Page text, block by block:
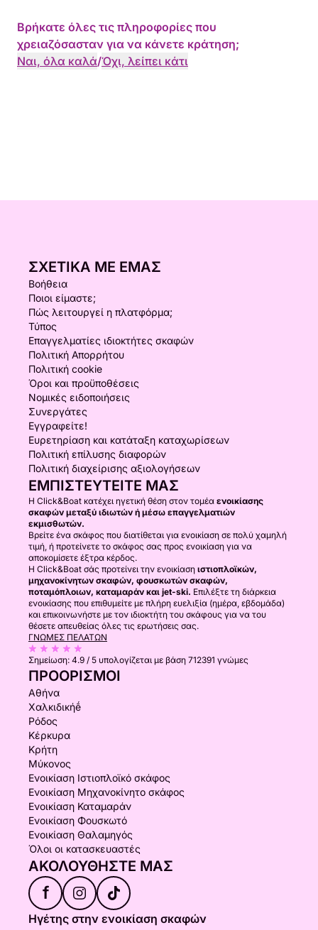
Βρήκατε όλες τις πληροφορίες που
χρειαζόσασταν για να κάνετε κράτηση;
Ναι, όλα καλά/Όχι, λείπει κάτι
ΣΧΕΤΙΚΆ ΜΕ ΕΜΆΣ
Βοήθεια
Ποιοι είμαστε;
Πώς λειτουργεί η πλατφόρμα;
Τύπος
Επαγγελματίες ιδιοκτήτες σκαφών
Πολιτική Απορρήτου
Πολιτική cookie
Όροι και προϋποθέσεις
Νομικές ειδοποιήσεις
Συνεργάτες
Εγγραφείτε!
Ευρετηρίαση και κατάταξη καταχωρίσεων
Πολιτική επίλυσης διαφορών
Πολιτική διαχείρισης αξιολογήσεων
ΕΜΠΙΣΤΕΥΤΕΊΤΕ ΜΑΣ
Η Click&Boat κατέχει ηγετική θέση στον τομέα ενοικίασης
σκαφών μεταξύ ιδιωτών ή μέσω επαγγελματιών
εκμισθωτών.
Βρείτε ένα σκάφος που διατίθεται για ενοικίαση σε πολύ χαμηλή
τιμή, ή προτείνετε το σκάφος σας προς ενοικίαση για να
αποκομίσετε έξτρα κέρδος.
Η Click&Boat σάς προτείνει την ενοικίαση ιστιοπλοϊκών,
μηχανοκίνητων σκαφών, φουσκωτών σκαφών,
ποταμόπλοιων, καταμαράν και jet-ski. Επιλέξτε τη διάρκεια
ενοικίασης που επιθυμείτε με πλήρη ευελιξία (ημέρα, εβδομάδα)
και επικοινωνήστε με τον ιδιοκτήτη του σκάφους για να του
θέσετε απευθείας όλες τις ερωτήσεις σας.
ΓΝΏΜΕΣ ΠΕΛΑΤΏΝ
Σημείωση: 4.9 / 5 υπολογίζεται με βάση 712391 γνώμες
ΠΡΟΟΡΙΣΜΟΊ
Αθήνα
Χαλκιδικήḗ
Ρόδος
Κέρκυρα
Κρήτη
Μύκονος
Ενοικίαση Ιστιοπλοϊκό σκάφος
Ενοικίαση Μηχανοκίνητο σκάφος
Ενοικίαση Καταμαράν
Ενοικίαση Φουσκωτό
Ενοικίαση Θαλαμηγός
Όλοι οι κατασκευαστές
ΑΚΟΛΟΥΘΉΣΤΕ ΜΑΣ
f
Ηγέτης στην ενοικίαση σκαφών